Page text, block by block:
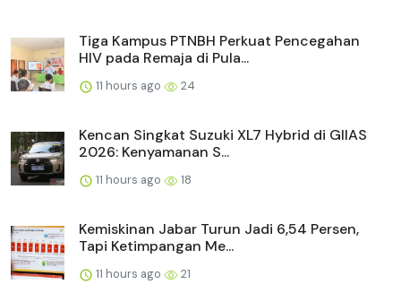
Tiga Kampus PTNBH Perkuat Pencegahan
HIV pada Remaja di Pula...
11 hours ago 24
Kencan Singkat Suzuki XL7 Hybrid di GIIAS
2026: Kenyamanan S...
11 hours ago 18
Kemiskinan Jabar Turun Jadi 6,54 Persen,
Tapi Ketimpangan Me...
11 hours ago 21